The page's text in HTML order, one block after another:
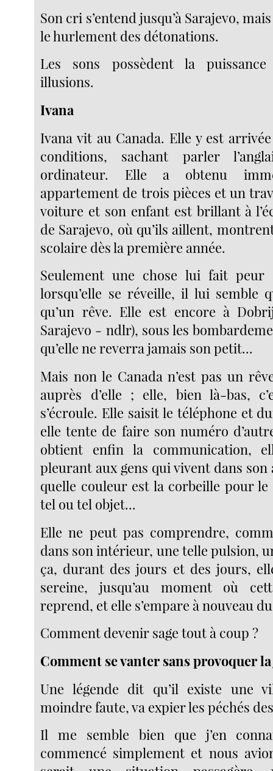
Son cri s’entend jusqu’à Sarajevo,
le hurlement des détonations.
Les sons possèdent la puissance
illusions.
Ivana
Ivana vit au Canada. Elle y est
conditions, sachant parler
ordinateur. Elle a obtenu
appartement de trois pièces et un
voiture et son enfant est brillant à
de Sarajevo, où qu’ils aillent,
scolaire dès la première année.
Seulement une chose lui fait peur
lorsqu’elle se réveille, il lui semble
qu’un rêve. Elle est encore à
Sarajevo - ndlr), sous les
qu’elle ne reverra jamais son petit...
Mais non le Canada n’est pas un
auprès d’elle ; elle, bien là-bas,
s’écroule. Elle saisit le téléphone et
elle tente de faire son numéro
obtient enfin la communication,
pleurant aux gens qui vivent dans
quelle couleur est la corbeille pour
tel ou tel objet...
Elle ne peut pas comprendre,
dans son intérieur, une telle pulsion,
ça, durant des jours et des jours,
sereine, jusqu’au moment où
reprend, et elle s’empare à nouveau
Comment devenir sage tout à coup ?
Comment se vanter sans provoquer
Une légende dit qu’il existe une
moindre faute, va expier les péchés
Il me semble bien que j’en
commencé simplement et nous